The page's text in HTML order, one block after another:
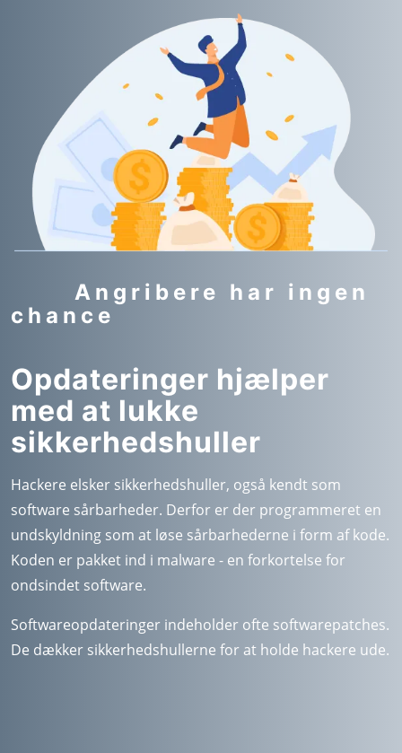
Angribere har ingen
chance
Opdateringer hjælper
med at lukke
sikkerhedshuller
Hackere elsker sikkerhedshuller, også kendt som
software sårbarheder. Derfor er der programmeret en
undskyldning som at løse sårbarhederne i form af kode.
Koden er pakket ind i malware - en forkortelse for
ondsindet software.
Softwareopdateringer indeholder ofte softwarepatches.
De dækker sikkerhedshullerne for at holde hackere ude.